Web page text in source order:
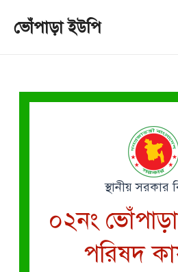
ভোঁপাড়া ইউপি
স্থানীয় সরকার
০২নং
পরিষদ